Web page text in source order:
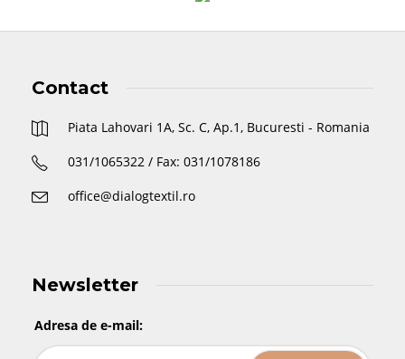
Contact
Piata Lahovari 1A, Sc. C, Ap.1, Bucuresti - Romania
031/1065322 / Fax: 031/1078186
office@dialogtextil.ro
Newsletter
Adresa de e-mail: